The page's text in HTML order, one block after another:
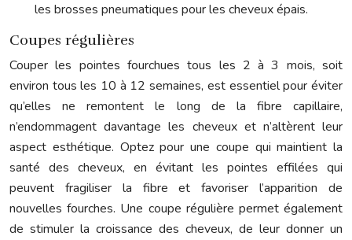
les brosses pneumatiques pour les cheveux épais.
Coupes régulières
Couper les pointes fourchues tous les 2 à 3 mois, soit
environ tous les 10 à 12 semaines, est essentiel pour éviter
qu’elles ne remontent le long de la fibre capillaire,
n’endommagent davantage les cheveux et n’altèrent leur
aspect esthétique. Optez pour une coupe qui maintient la
santé des cheveux, en évitant les pointes effilées qui
peuvent fragiliser la fibre et favoriser l’apparition de
nouvelles fourches. Une coupe régulière permet également
de stimuler la croissance des cheveux, de leur donner un